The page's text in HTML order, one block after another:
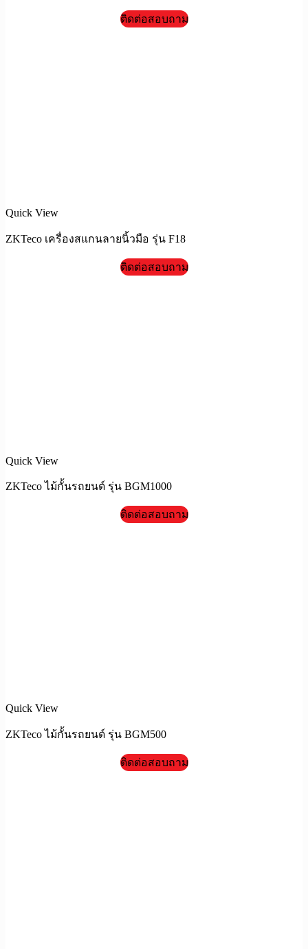
ติดต่อสอบถาม
Quick View
ZKTeco เครื่องสแกนลายนิ้วมือ รุ่น F18
ติดต่อสอบถาม
Quick View
ZKTeco ไม้กั้นรถยนต์ รุ่น BGM1000
ติดต่อสอบถาม
Quick View
ZKTeco ไม้กั้นรถยนต์ รุ่น BGM500
ติดต่อสอบถาม